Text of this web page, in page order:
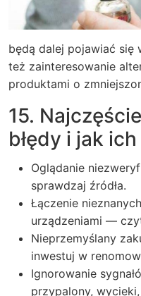
będą dalej pojawiać się
też zainteresowanie
produktami o
15.
błędy i jak
Oglądanie
sprawdzaj źródła.
Łączenie
urządzeniami —
Nieprzemyślany
inwestuj w
Ignorowanie
przypalony,